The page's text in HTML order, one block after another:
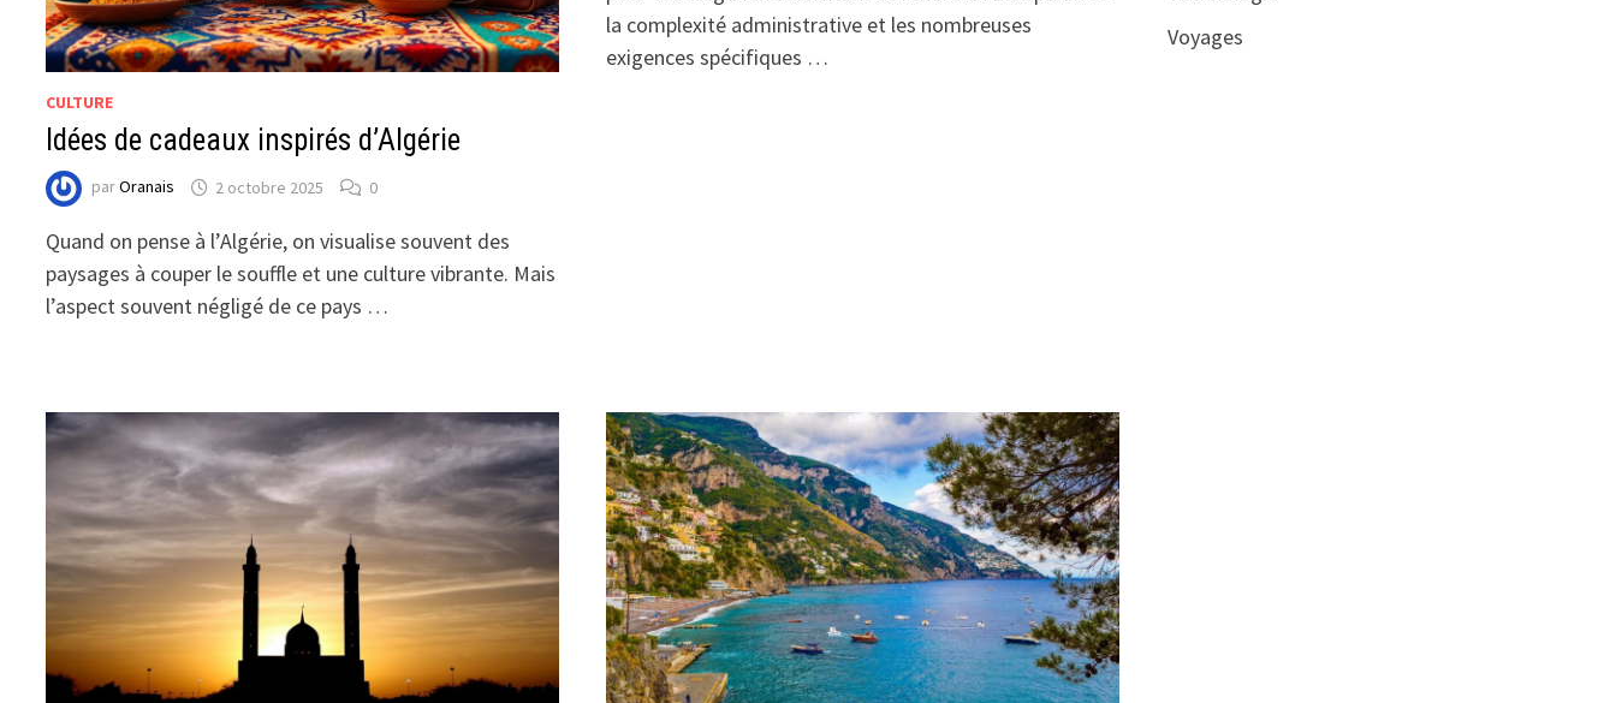
CULTURE
Idées de cadeaux inspirés d’Algérie
parOranais 2 octobre 2025 0
Quand on pense à l’Algérie, on visualise souvent des
paysages à couper le souffle et une culture vibrante. Mais
l’aspect souvent négligé de ce pays …
la complexité administrative et les nombreuses
exigences spécifiques …
Voyages